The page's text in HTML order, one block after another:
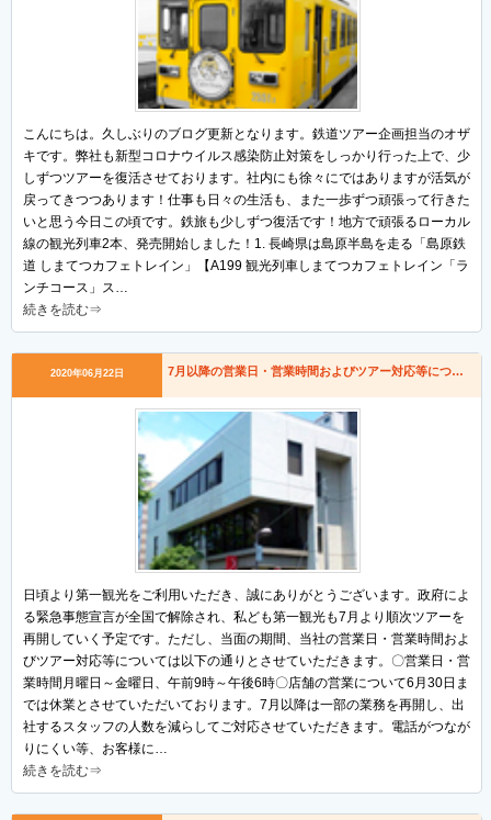
こんにちは。久しぶりのブログ更新となります。鉄道ツアー企画担当のオザ
キです。弊社も新型コロナウイルス感染防止対策をしっかり行った上で、少
しずつツアーを復活させております。社内にも徐々にではありますが活気が
戻ってきつつあります！仕事も日々の生活も、また一歩ずつ頑張って行きた
いと思う今日この頃です。鉄旅も少しずつ復活です！地方で頑張るローカル
線の観光列車2本、発売開始しました！1. 長崎県は島原半島を走る「島原鉄
道 しまてつカフェトレイン」【A199 観光列車しまてつカフェトレイン「ラ
ンチコース」ス…
続きを読む⇒
2020年06月22日 7月以降の営業日・営業時間およびツアー対応等について
日頃より第一観光をご利用いただき、誠にありがとうございます。政府によ
る緊急事態宣言が全国で解除され、私ども第一観光も7月より順次ツアーを
再開していく予定です。ただし、当面の期間、当社の営業日・営業時間およ
びツアー対応等については以下の通りとさせていただきます。〇営業日・営
業時間月曜日～金曜日、午前9時～午後6時〇店舗の営業について6月30日ま
では休業とさせていただいております。7月以降は一部の業務を再開し、出
社するスタッフの人数を減らしてご対応させていただきます。電話がつなが
りにくい等、お客様に…
続きを読む⇒